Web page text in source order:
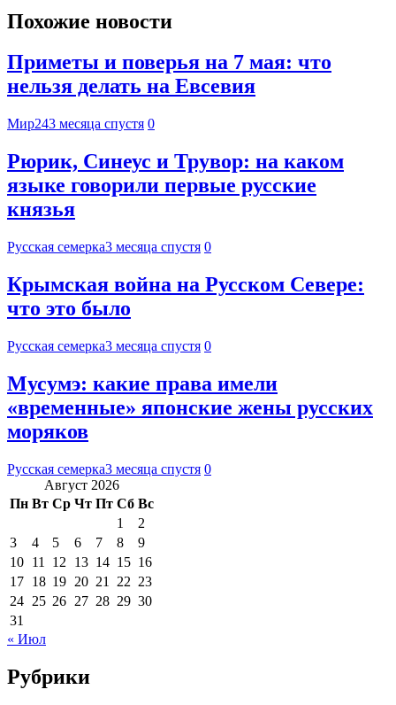
Похожие новости
Приметы и поверья на 7 мая: что
нельзя делать на Евсевия
Мир243 месяца спустя 0
Рюрик, Синеус и Трувор: на каком
языке говорили первые русские
князья
Русская семерка3 месяца спустя 0
Крымская война на Русском Севере:
что это было
Русская семерка3 месяца спустя 0
Мусумэ: какие права имели
«временные» японские жены русских
моряков
Русская семерка3 месяца спустя 0
Август 2026
Пн Вт Ср Чт Пт Сб Вс
1
2
3
4 5 6 7 8
9
10 11 12 13 14 15 16
17 18 19 20 21 22 23
24 25 26 27 28 29 30
31
« Июл
Рубрики